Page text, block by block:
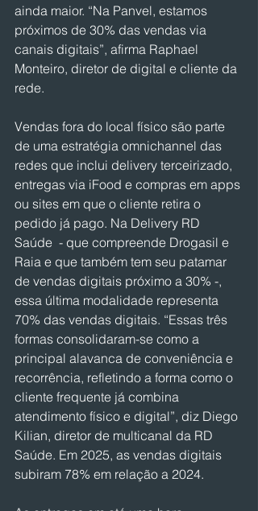
ainda maior. “Na Panvel, estamos
próximos de 30% das vendas via
canais digitais”, afirma Raphael
Monteiro, diretor de digital e cliente da
rede.
Vendas fora do local físico são parte
de uma estratégia omnichannel das
redes que inclui delivery terceirizado,
entregas via iFood e compras em apps
ou sites em que o cliente retira o
pedido já pago. Na Delivery RD
Saúde  - que compreende Drogasil e
Raia e que também tem seu patamar
de vendas digitais próximo a 30% -,
essa última modalidade representa
70% das vendas digitais. “Essas três
formas consolidaram-se como a
principal alavanca de conveniência e
recorrência, refletindo a forma como o
cliente frequente já combina
atendimento físico e digital”, diz Diego
Kilian, diretor de multicanal da RD
Saúde. Em 2025, as vendas digitais
subiram 78% em relação a 2024.